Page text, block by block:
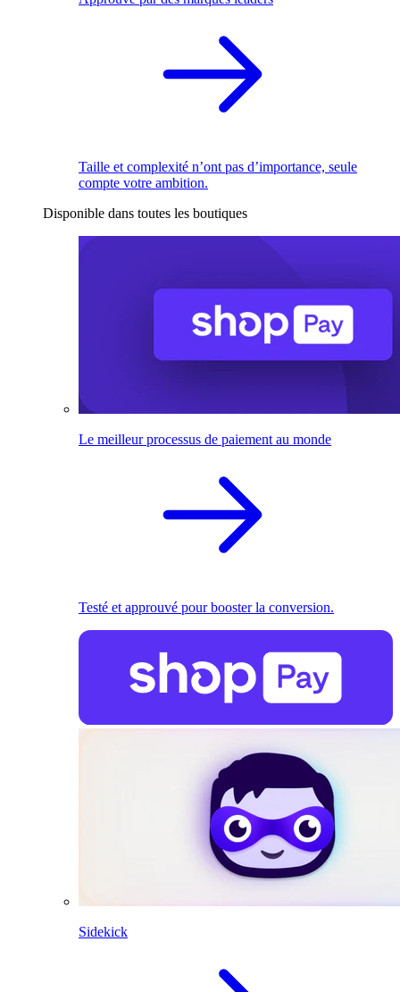
Taille et complexité n’ont pas d’importance, seule
compte votre ambition.
Disponible dans toutes les boutiques
Le meilleur processus de paiement au monde
Testé et approuvé pour booster la conversion.
Sidekick